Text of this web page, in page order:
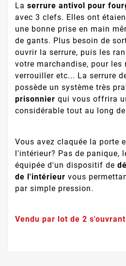
La serrure antivol pour
avec 3 clefs. Elles ont
une bonne prise en main
de gants. Plus besoin de
ouvrir la serrure, puis les
votre marchandise, pour les
verrouiller etc... La serrure
possède un système très
prisonnier qui vous offrira
considérable tout au long
Vous avez claquée la porte
l'intérieur? Pas de panique,
équipée d'un dispositif de
de l'intérieur vous
par simple pression.
Vendu par lot de 2